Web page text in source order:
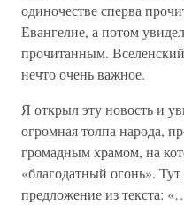
одиночестве сперва
Евангелие, а потом
прочитанным.
нечто очень важное.
Я открыл эту новость и
огромная толпа народа,
громадным храмом, на
«благодатный огонь».
предложение из текста: